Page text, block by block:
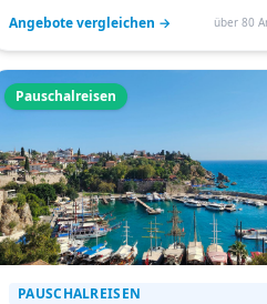
Angebote vergleichen → über 80
Pauschalreisen
PAUSCHALREISEN